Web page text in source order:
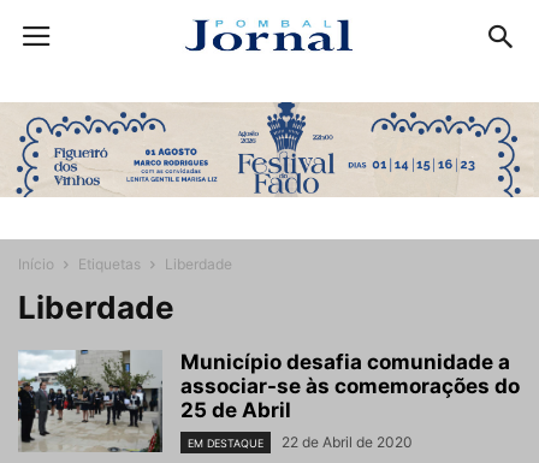
Início Etiquetas Liberdade
Liberdade
Município desafia comunidade a
associar-se às comemorações do
25 de Abril
EM DESTAQUE 22 de Abril de 2020